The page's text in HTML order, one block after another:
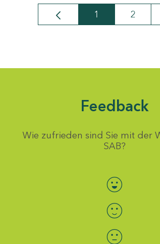
Seite
1 Seite
2
Feedback
Wie zufrieden sind Sie mit der
SAB?
Bewertung